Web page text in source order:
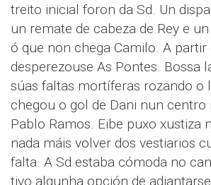
treito inicial foron da Sd. Un
un remate de cabeza de Rey e
ó que non chega Camilo. A
desperezouse As Pontes. Bossa
súas faltas mortíferas rozando o
chegou o gol de Dani nun centro
Pablo Ramos. Eibe puxo xustiza
nada máis volver dos vestiarios
falta. A Sd estaba cómoda no
tivo algunha opción de